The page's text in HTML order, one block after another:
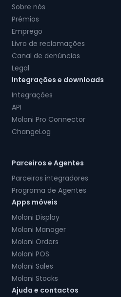
Sobre nós
Prémios
Emprego
Livro de reclamações
Canal de denúncias
Legal
Integrações e downloads
Integrações
API
Moloni Pro Connector
ChangeLog
Parceiros e Agentes
Parceiros integradores
Programa de Agentes
Apps móveis
Moloni Display
Moloni Manager
Moloni Orders
Moloni POS
Moloni Sales
Moloni Stocks
Ajuda e contactos